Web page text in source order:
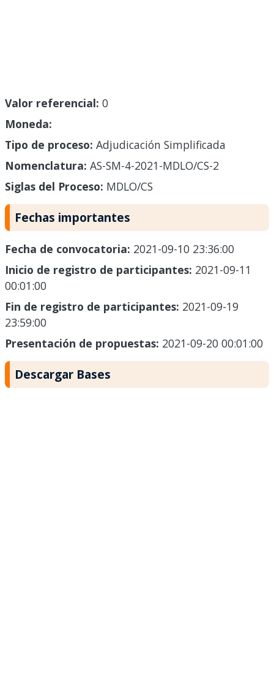
Valor referencial: 0
Moneda:
Tipo de proceso: Adjudicación Simplificada
Nomenclatura: AS-SM-4-2021-MDLO/CS-2
Siglas del Proceso: MDLO/CS
Fechas importantes
Fecha de convocatoria: 2021-09-10 23:36:00
Inicio de registro de participantes: 2021-09-11
00:01:00
Fin de registro de participantes: 2021-09-19
23:59:00
Presentación de propuestas: 2021-09-20 00:01:00
Descargar Bases